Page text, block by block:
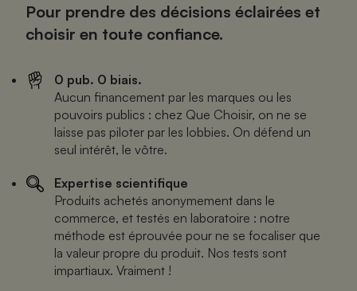
Pour prendre des décisions éclairées et
choisir en toute confiance.
0 pub. 0 biais.
Aucun financement par les marques ou les
pouvoirs publics : chez Que Choisir, on ne se
laisse pas piloter par les lobbies. On défend un
seul intérêt, le vôtre.
Expertise scientifique
Produits achetés anonymement dans le
commerce, et testés en laboratoire : notre
méthode est éprouvée pour ne se focaliser que
la valeur propre du produit. Nos tests sont
impartiaux. Vraiment !